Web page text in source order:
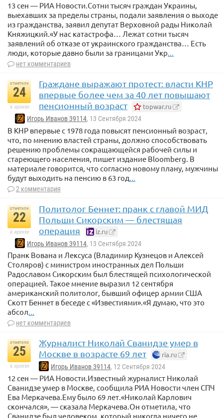
13 сен — РИА Новости.Сотни тысяч граждан Украины,
выехавших за пределы страны, подали заявления о выходе
из гражданства, заявил депутат Верховной рады Николай
Княжицкий.«У нас катастрофа… Лежат сотни тысяч
заявлений об отказе от украинского гражданства… Есть
люди, которые давно были за границами Укр...
нет комментариев
отметили
24
в архиве
Граждане выражают протест: власти КНР
впервые более чем за 40 лет повышают
пенсионный возраст
topwar.ru
Игорь Иванов 39114, 13 Сентября 2024
В КНР впервые с 1978 года повысят пенсионный возраст,
что, по мнению властей страны, должно способствовать
решению проблемы сокращающейся рабочей силы и
стареющего населения, пишет издание Bloomberg. В
материале говорится, что согласно новому плану, мужчины
будут выходить на пенсию в 63 год
2 комментария
отметили
22
в архиве
Политолог Беннет: пранк с главой МИД
Польши Сикорским — блестящая
операция
iz.ru
Игорь Иванов 39114, 13 Сентября 2024
Пранк Вована и Лексуса (Владимир Кузнецов и Алексей
Столяров) с министром иностранных дел Польши
Радославом Сикорским был блестящей психологической
операцией. Такое мнение выразил 12 сентября
американский политолог, бывший офицер армии США
Скотт Беннет в беседе с «Известиями».«Я думаю, что это
абсол...
нет комментариев
отметили
25
в архиве
Журналист Николай Сванидзе умер в
Москве в возрасте 69 лет
ria.ru
Игорь Иванов 39114, 12 Сентября 2024
12 сен — РИА Новости.Известный журналист Николай
Сванидзе умер в Москве, сообщила РИА Новости член СПЧ
Ева Меркачева.Ему было 69 лет.«Николай Карлович
скончался», — сказала Меркачева.Он отметила, что
Сванидзе был человеком, который никогда ничего не